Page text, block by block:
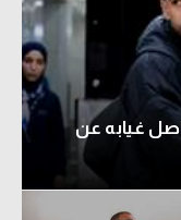
غيابه عن